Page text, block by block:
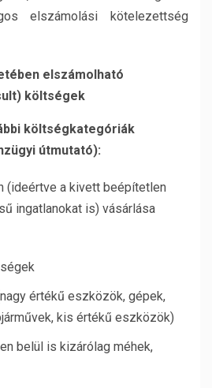
elszámolási kötelezettség
elszámolható
költségek
költségkategóriák
útmutató):
(ideértve a kivett beépítetlen
ingatlanokat is) vásárlása
értékű eszközök, gépek,
kis értékű eszközök)
belül is kizárólag méhek,